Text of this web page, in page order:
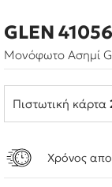
GLEN
Μονόφωτο Ασημί
Πιστωτική κάρτα
Χρόνος